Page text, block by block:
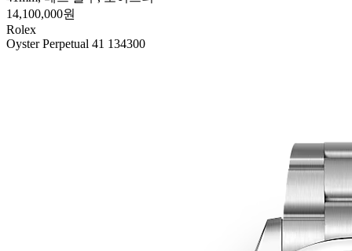
14,100,000원
Rolex
Oyster Perpetual 41 134300